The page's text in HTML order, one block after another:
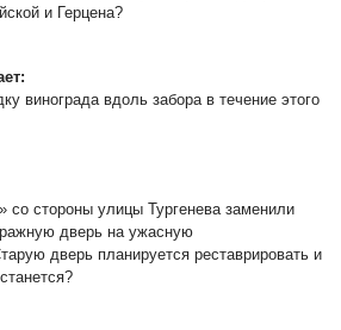
и Герцена?
винограда вдоль забора в течение этого
со стороны улицы Тургенева заменили
дверь на ужасную
дверь планируется реставрировать и